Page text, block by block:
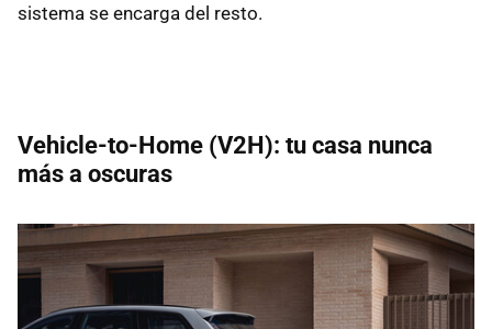
sistema se encarga del resto.
Vehicle-to-Home (V2H): tu casa nunca
más a oscuras